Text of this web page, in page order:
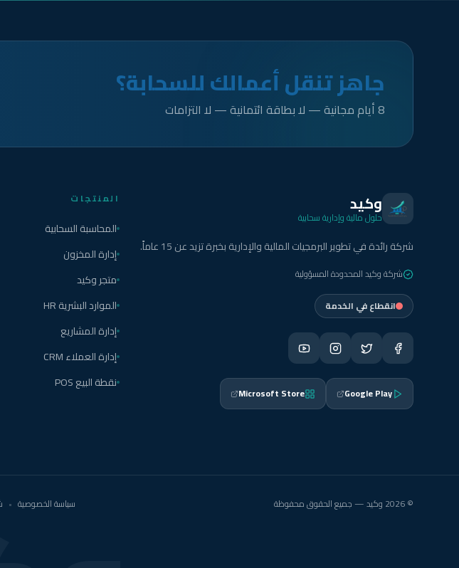
جاهز تنقل أعمالك للسحابة؟
8 أيام مجانية — لا بطاقة ائتمانية — لا التزامات
وكيد
حلول مالية وإدارية سحابية
شركة رائدة في تطوير البرمجيات المالية والإدارية بخبرة تزيد عن 15 عاماً.
شركة وكيد المحدودة المسؤولية
انقطاع في الخدمة
Google Play
Microsoft Store
المنتجات
المحاسبة السحابية
إدارة المخزون
متجر وكيد
الموارد البشرية HR
إدارة المشاريع
إدارة العملاء CRM
نقطة البيع POS
© 2026 وكيد — جميع الحقوق محفوظة سياسة الخصوصية •